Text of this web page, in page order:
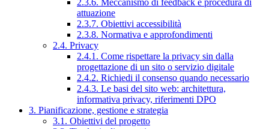
2.3.6. Meccanismo di feedback e procedura di
attuazione
2.3.7. Obiettivi accessibilità
2.3.8. Normativa e approfondimenti
2.4. Privacy
2.4.1. Come rispettare la privacy sin dalla
progettazione di un sito o servizio digitale
2.4.2. Richiedi il consenso quando necessario
2.4.3. Le basi del sito web: architettura,
informativa privacy, riferimenti DPO
3. Pianificazione, gestione e strategia
3.1. Obiettivi del progetto